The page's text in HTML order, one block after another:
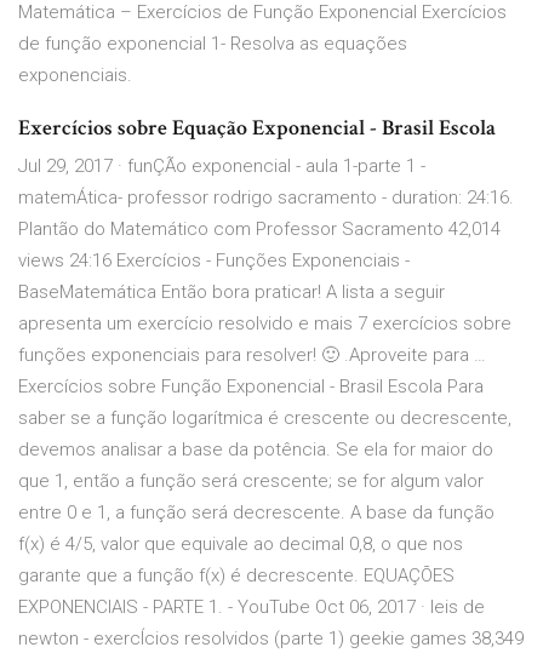
Matemática – Exercícios de Função Exponencial Exercícios
de função exponencial 1- Resolva as equações
exponenciais.
Exercícios sobre Equação Exponencial - Brasil Escola
Jul 29, 2017 · funÇÃo exponencial - aula 1-parte 1 -
matemÁtica- professor rodrigo sacramento - duration: 24:16.
Plantão do Matemático com Professor Sacramento 42,014
views 24:16 Exercícios - Funções Exponenciais -
BaseMatemática Então bora praticar! A lista a seguir
apresenta um exercício resolvido e mais 7 exercícios sobre
funções exponenciais para resolver! 🙂 .Aproveite para …
Exercícios sobre Função Exponencial - Brasil Escola Para
saber se a função logarítmica é crescente ou decrescente,
devemos analisar a base da potência. Se ela for maior do
que 1, então a função será crescente; se for algum valor
entre 0 e 1, a função será decrescente. A base da função
f(x) é 4/5, valor que equivale ao decimal 0,8, o que nos
garante que a função f(x) é decrescente. EQUAÇÕES
EXPONENCIAIS - PARTE 1. - YouTube Oct 06, 2017 · leis de
newton - exercÍcios resolvidos (parte 1) geekie games 38,349